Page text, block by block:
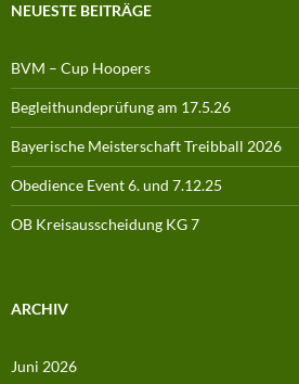
NEUESTE BEITRÄGE
BVM – Cup Hoopers
Begleithundeprüfung am 17.5.26
Bayerische Meisterschaft Treibball 2026
Obedience Event 6. und 7.12.25
OB Kreisausscheidung KG 7
ARCHIV
Juni 2026